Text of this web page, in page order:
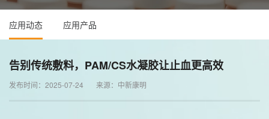
应用动态 应用产品
告别传统敷料，PAM/CS水凝胶让止血更高效
发布时间：2025-07-24 来源：中新康明